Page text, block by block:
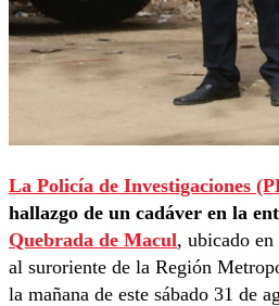
La Policía de Investigaciones
hallazgo de un cadáver en la
Quebrada de Macul, ubicado
al suroriente de la Región
la mañana de este sábado 31 de